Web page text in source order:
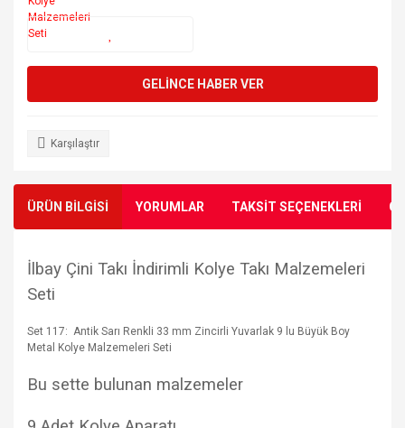
GELİNCE HABER VER
Karşılaştır
ÜRÜN BİLGİSİ YORUMLAR TAKSİT SEÇENEKLERİ
İlbay Çini Takı İndirimli Kolye Takı Malzemeleri
Seti
Set 117: Antik Sarı Renkli 33 mm Zincirli Yuvarlak 9 lu Büyük Boy
Metal Kolye Malzemeleri Seti
Bu sette bulunan malzemeler